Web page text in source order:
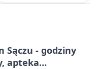
Sączu - godziny
apteka